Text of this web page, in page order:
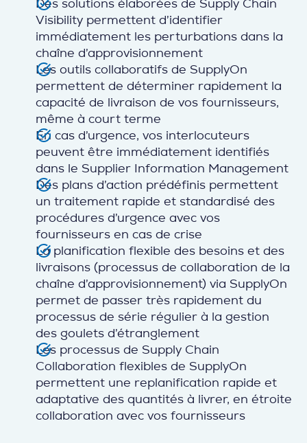
Des solutions élaborées de Supply Chain
Visibility permettent d’identifier
immédiatement les perturbations dans la
chaîne d’approvisionnement
Les outils collaboratifs de SupplyOn
permettent de déterminer rapidement la
capacité de livraison de vos fournisseurs,
même à court terme
En cas d’urgence, vos interlocuteurs
peuvent être immédiatement identifiés
dans le Supplier Information Management
Des plans d’action prédéfinis permettent
un traitement rapide et standardisé des
procédures d’urgence avec vos
fournisseurs en cas de crise
La planification flexible des besoins et des
livraisons (processus de collaboration de la
chaîne d’approvisionnement) via SupplyOn
permet de passer très rapidement du
processus de série régulier à la gestion
des goulets d’étranglement
Les processus de Supply Chain
Collaboration flexibles de SupplyOn
permettent une replanification rapide et
adaptative des quantités à livrer, en étroite
collaboration avec vos fournisseurs